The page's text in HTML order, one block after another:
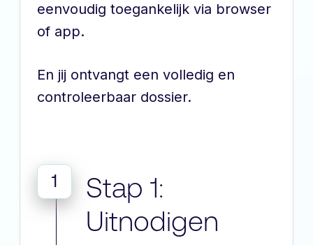
eenvoudig toegankelijk via browser
of app.
En jij ontvangt een volledig en
controleerbaar dossier.
1
Stap 1:
Uitnodigen